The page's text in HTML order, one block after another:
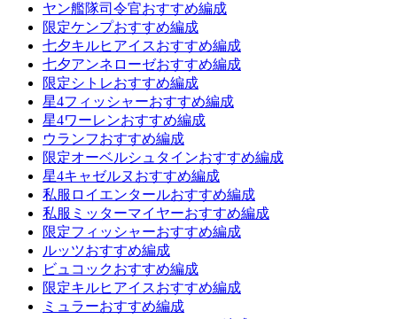
ヤン艦隊司令官おすすめ編成
限定ケンプおすすめ編成
七夕キルヒアイスおすすめ編成
七夕アンネローゼおすすめ編成
限定シトレおすすめ編成
星4フィッシャーおすすめ編成
星4ワーレンおすすめ編成
ウランフおすすめ編成
限定オーベルシュタインおすすめ編成
星4キャゼルヌおすすめ編成
私服ロイエンタールおすすめ編成
私服ミッターマイヤーおすすめ編成
限定フィッシャーおすすめ編成
ルッツおすすめ編成
ビュコックおすすめ編成
限定キルヒアイスおすすめ編成
ミュラーおすすめ編成